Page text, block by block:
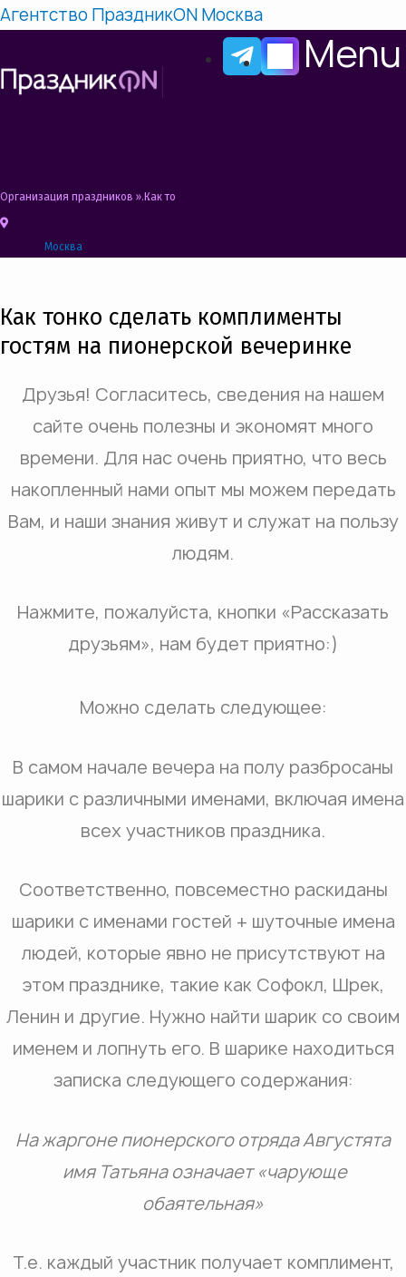
Агентство ПраздникON Москва
Menu
Организация праздников » Как тонко сделать комплименты гостям на
Москва
Как тонко сделать комплименты
гостям на пионерской вечеринке
Друзья! Согласитесь, сведения на нашем
сайте очень полезны и экономят много
времени. Для нас очень приятно, что весь
накопленный нами опыт мы можем передать
Вам, и наши знания живут и служат на пользу
людям.
Нажмите, пожалуйста, кнопки «Рассказать
друзьям», нам будет приятно:)
Можно сделать следующее:
В самом начале вечера на полу разбросаны
шарики с различными именами, включая имена
всех участников праздника.
Соответственно, повсеместно раскиданы
шарики с именами гостей + шуточные имена
людей, которые явно не присутствуют на
этом празднике, такие как Софокл, Шрек,
Ленин и другие. Нужно найти шарик со своим
именем и лопнуть его. В шарике находиться
записка следующего содержания:
На жаргоне пионерского отряда Августята
имя Татьяна означает «чарующе
обаятельная»
Т.е. каждый участник получает комплимент,